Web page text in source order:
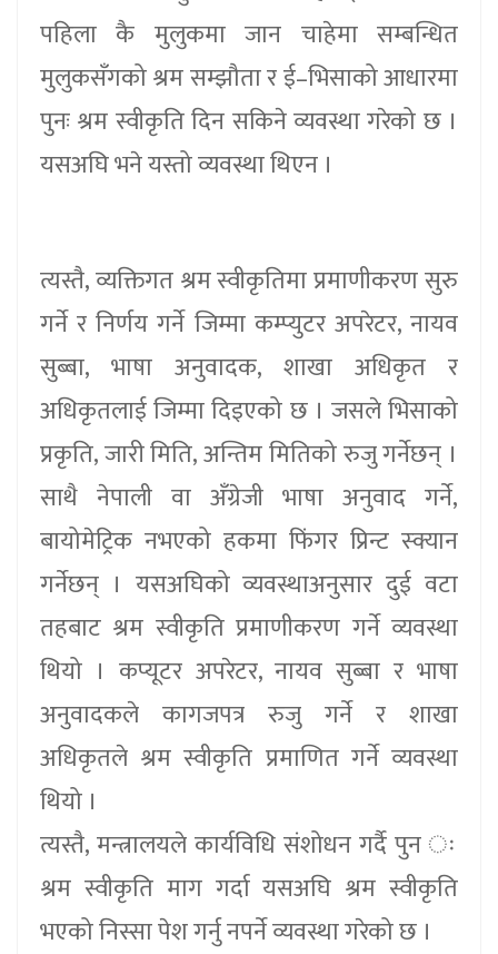
पहिला कै मुलुकमा जान चाहेमा सम्बन्धित
मुलुकसँगको श्रम सम्झौता र ई–भिसाको आधारमा
पुनः श्रम स्वीकृति दिन सकिने व्यवस्था गरेको छ ।
यसअघि भने यस्तो व्यवस्था थिएन ।
त्यस्तै, व्यक्तिगत श्रम स्वीकृतिमा प्रमाणीकरण सुरु
गर्ने र निर्णय गर्ने जिम्मा कम्प्युटर अपरेटर, नायव
सुब्बा, भाषा अनुवादक, शाखा अधिकृत र
अधिकृतलाई जिम्मा दिइएको छ । जसले भिसाको
प्रकृति, जारी मिति, अन्तिम मितिको रुजु गर्नेछन् ।
साथै नेपाली वा अँग्रेजी भाषा अनुवाद गर्ने,
बायोमेट्रिक नभएको हकमा फिंगर प्रिन्ट स्क्यान
गर्नेछन् । यसअघिको व्यवस्थाअनुसार दुई वटा
तहबाट श्रम स्वीकृति प्रमाणीकरण गर्ने व्यवस्था
थियो । कप्यूटर अपरेटर, नायव सुब्बा र भाषा
अनुवादकले कागजपत्र रुजु गर्ने र शाखा
अधिकृतले श्रम स्वीकृति प्रमाणित गर्ने व्यवस्था
थियो ।
त्यस्तै, मन्त्रालयले कार्यविधि संशोधन गर्दै पुन ः
श्रम स्वीकृति माग गर्दा यसअघि श्रम स्वीकृति
भएको निस्सा पेश गर्नु नपर्ने व्यवस्था गरेको छ ।